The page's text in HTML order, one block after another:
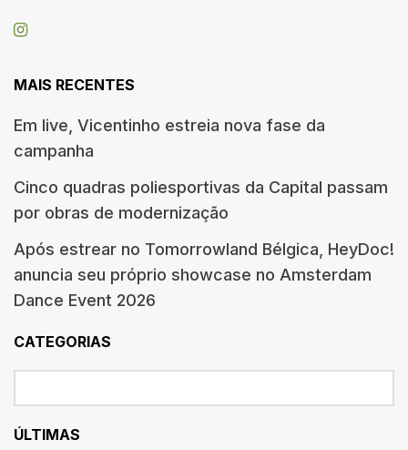
MAIS RECENTES
Em live, Vicentinho estreia nova fase da
campanha
Cinco quadras poliesportivas da Capital passam
por obras de modernização
Após estrear no Tomorrowland Bélgica, HeyDoc!
anuncia seu próprio showcase no Amsterdam
Dance Event 2026
CATEGORIAS
ÚLTIMAS